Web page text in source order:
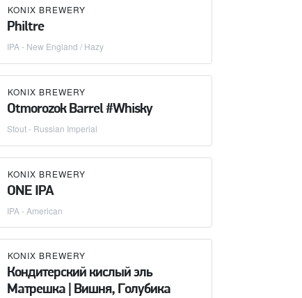
KONIX BREWERY
Philtre
IPA - New England / Hazy
KONIX BREWERY
Otmorozok Barrel #Whisky
Stout - Russian Imperial
KONIX BREWERY
ONE IPA
IPA - American
KONIX BREWERY
Кондитерский кислый эль
Матрешка | Вишня, Голубика